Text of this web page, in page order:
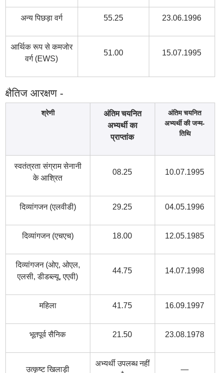
अन्य पिछड़ा वर्ग 55.25 23.06.1996
आर्थिक रूप से कमजोर
वर्ग (EWS)
51.00 15.07.1995
क्षैतिज आरक्षण -
श्रेणी
अंतिम चयनित
अभ्यर्थी का
प्राप्तांक
अंतिम चयनित
अभ्यर्थी की जन्म-
तिथि
स्वतंत्रता संग्राम सेनानी
के आश्रित
08.25 10.07.1995
दिव्यांगजन (एलवीडी) 29.25 04.05.1996
दिव्यांगजन (एचएच) 18.00 12.05.1985
दिव्यांगजन (ओए, ओएल,
एलसी, डीडब्ल्यू, एएवी)
44.75 14.07.1998
महिला 41.75 16.09.1997
भूतपूर्व सैनिक 21.50 23.08.1978
उत्कृष्ट खिलाड़ी
अभ्यर्थी उपलब्ध नहीं
—